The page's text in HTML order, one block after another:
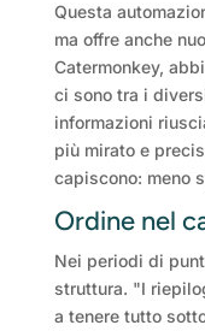
Questa
ma offre anche
Catermonkey,
ci sono tra i
informazioni
più mirato e
capiscono: meno
Ordine nel
Nei periodi di
struttura. "I
a tenere tutto